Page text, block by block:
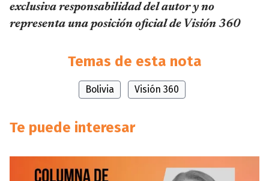
exclusiva responsabilidad del autor y no
representa una posición oficial de Visión 360
Temas de esta nota
Bolivia Visión 360
Te puede interesar